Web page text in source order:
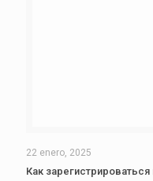
22 enero, 2025
Как